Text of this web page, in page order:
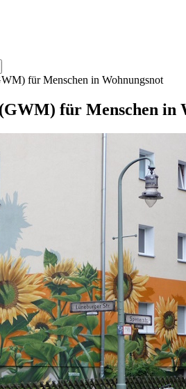
für Menschen in Wohnungsnot
für Menschen in